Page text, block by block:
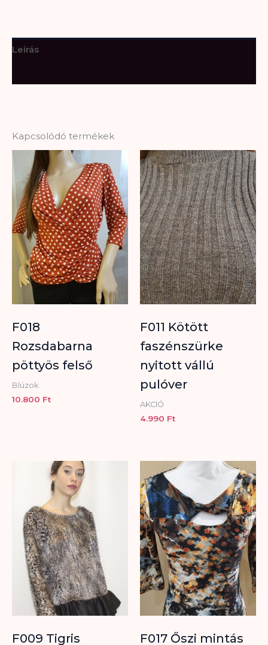
Leírás
Kapcsolódó termékek
F018
Rozsdabarna
pöttyös felső
Blúzok
10.800 Ft
F011 Kötött
faszénszürke
nyitott vállú
pulóver
AKCIÓ
4.990 Ft
F009 Tigris F017 Őszi mintás